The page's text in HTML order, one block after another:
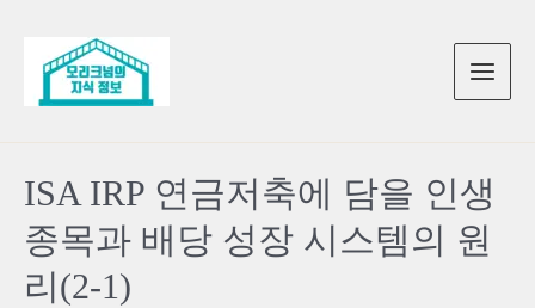
ISA IRP 연금저축에 담을 인생
종목과 배당 성장 시스템의 원
리(2-1)